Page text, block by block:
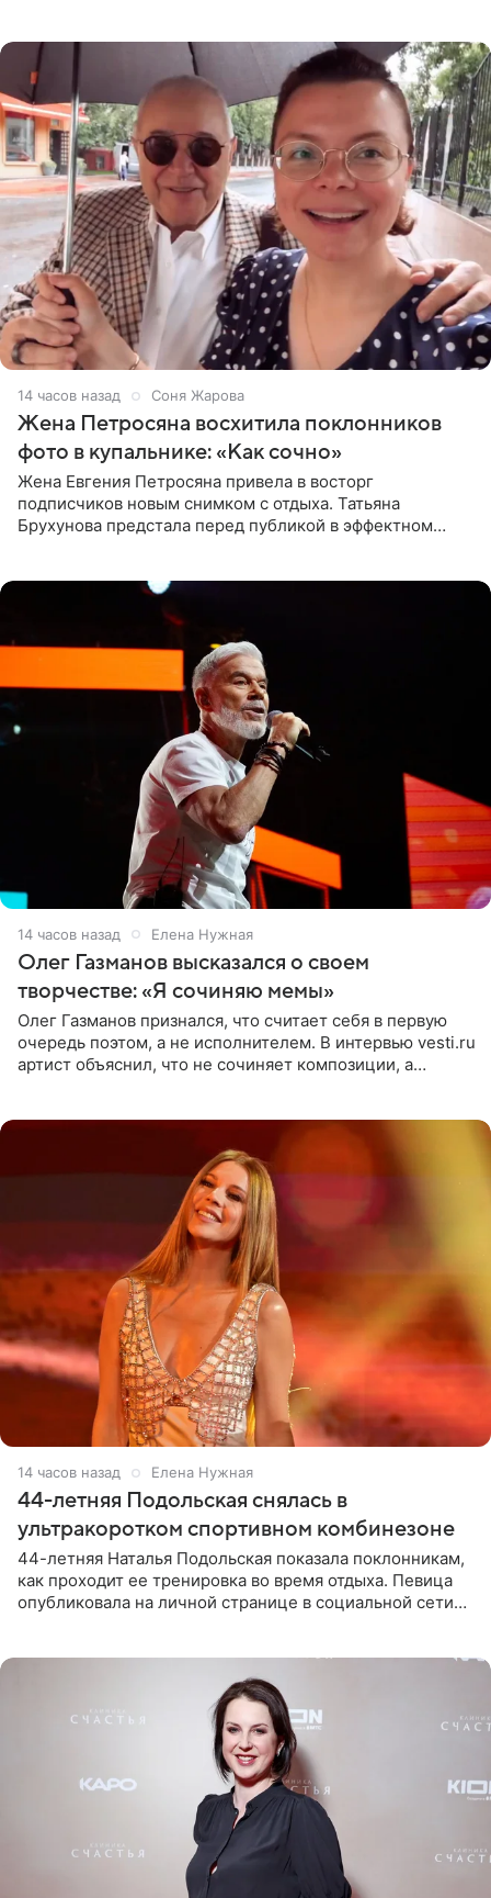
14 часов назад Соня Жарова
Жена Петросяна восхитила поклонников
фото в купальнике: «Как сочно»
Жена Евгения Петросяна привела в восторг
подписчиков новым снимком с отдыха. Татьяна
Брухунова предстала перед публикой в эффектном
14 часов назад Елена Нужная
Олег Газманов высказался о своем
творчестве: «Я сочиняю мемы»
Олег Газманов признался, что считает себя в первую
очередь поэтом, а не исполнителем. В интервью vesti.ru
артист объяснил, что не сочиняет композиции, а
14 часов назад Елена Нужная
44-летняя Подольская снялась в
ультракоротком спортивном комбинезоне
44-летняя Наталья Подольская показала поклонникам,
как проходит ее тренировка во время отдыха. Певица
опубликовала на личной странице в социальной сети